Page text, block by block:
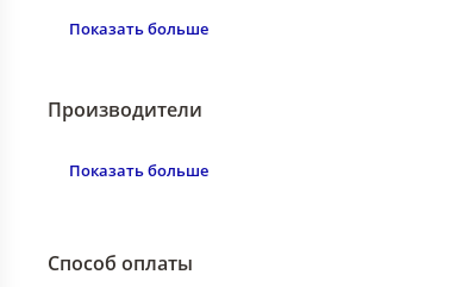
Показать больше
Производители
Показать больше
Способ оплаты